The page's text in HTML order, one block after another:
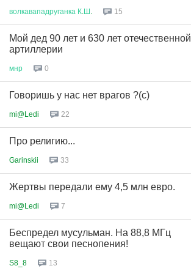
волкавападруганка К Ш 15
Мой дед 90 лет и 630 лет отечественной
артиллерии
мнр 0
Говоришь у нас нет врагов ?(с)
mi@Ledi 22
Про религию...
Garinskii 33
Жертвы передали ему 4,5 млн евро.
mi@Ledi 7
Беспредел мусульман. На 88,8 МГц
вещают свои песнопения!
S8_8 13